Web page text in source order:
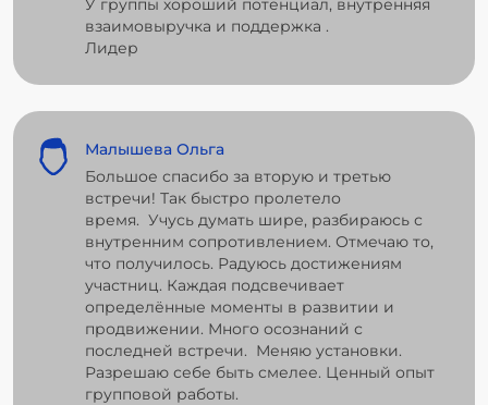
взаимовыручка и поддержка .
Лидер
Малышева Ольга
Большое спасибо за вторую и третью
встречи! Так быстро пролетело
время. Учусь думать шире, разбираюсь с
внутренним сопротивлением. Отмечаю то,
что получилось. Радуюсь достижениям
участниц. Каждая подсвечивает
определённые моменты в развитии и
продвижении. Много осознаний с
последней встречи. Меняю установки.
Разрешаю себе быть смелее. Ценный опыт
групповой работы.